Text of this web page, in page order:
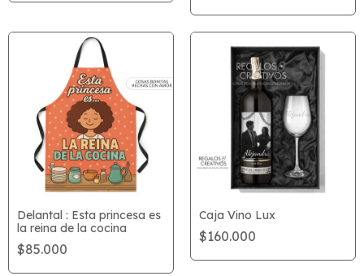
Delantal : Esta princesa es
la reina de la cocina
$85.000
Caja Vino Lux
$160.000